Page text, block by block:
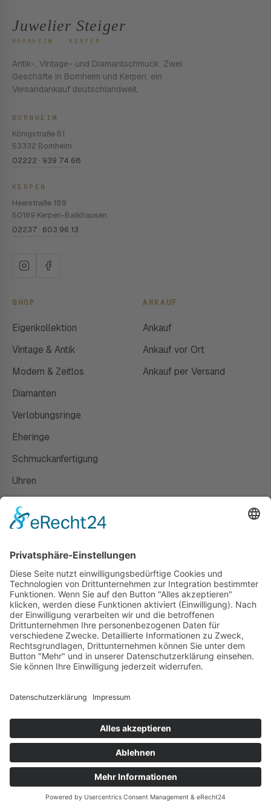
Juwelier Steiger
BORNHEIM · KERPEN
Antik-, Vintage- und Diamantschmuck. Zwei
Geschäfte in Bornheim und Kerpen, ein
Versandankauf deutschlandweit.
BORNHEIM
Königstraße 51
53332 Bornheim
02222 · 939 74 68
KERPEN
Heerstraße 189
50169 Kerpen-Balkhausen
02237 · 603 96 13
SHOP
Eigenkollektion
Vintage & Antik
Modern & Zeitlos
Diamanten
Verlobungsringe
Eheringe
Schmuckanfertigung
Uhren
ANKAUF
Ankauf
Ankauf vor Ort
Ankauf per Versand
Susanne Steiger
Geschäfte
Newsletter
Kontakt
© 2026 JUWELIER STEIGER
VERTRAG WIDERRUFEN
PERFORMANCE BY ·GREITMANN